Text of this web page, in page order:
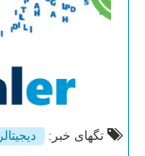
تگهای خبر: دیجیتالر